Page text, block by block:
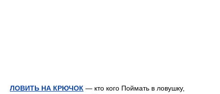
ЛОВИТЬ НА КРЮЧОК — кто кого Поймать в ловушку,